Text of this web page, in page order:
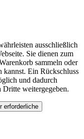
ausschließlich
Sie dienen zum
sammeln oder
Ein Rückschluss
und dadurch
Dritte weitergegeben.
erforderliche